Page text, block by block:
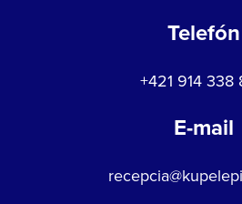
Telefón
+421 914 338
E-mail